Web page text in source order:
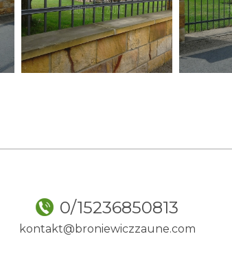
0/15236850813
kontakt@broniewiczzaune.com